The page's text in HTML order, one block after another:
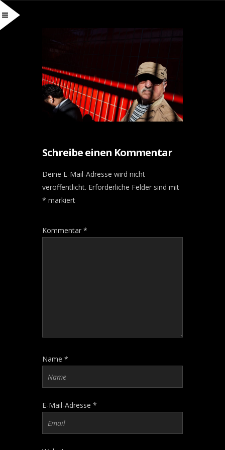
Schreibe einen Kommentar
Deine E-Mail-Adresse wird nicht
veröffentlicht. Erforderliche Felder sind mit
* markiert
Kommentar *
Name *
E-Mail-Adresse *